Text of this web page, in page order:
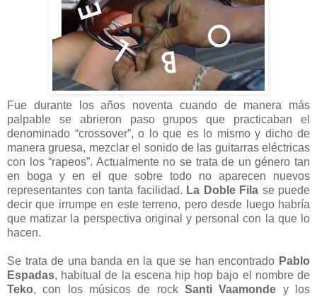
Fue durante los años noventa cuando de manera más
palpable se abrieron paso grupos que practicaban el
denominado “crossover”, o lo que es lo mismo y dicho de
manera gruesa, mezclar el sonido de las guitarras eléctricas
con los “rapeos”. Actualmente no se trata de un género tan
en boga y en el que sobre todo no aparecen nuevos
representantes con tanta facilidad. La Doble Fila se puede
decir que irrumpe en este terreno, pero desde luego habría
que matizar la perspectiva original y personal con la que lo
hacen.
Se trata de una banda en la que se han encontrado Pablo
Espadas, habitual de la escena hip hop bajo el nombre de
Teko, con los músicos de rock Santi Vaamonde y los